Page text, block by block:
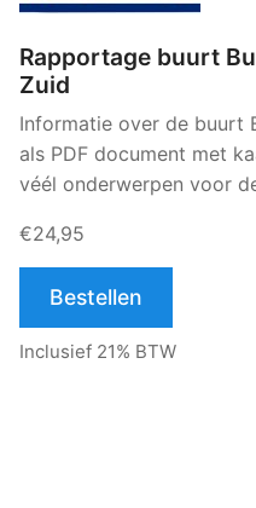
Rapportage buurt
Zuid
Informatie over de buurt
als PDF document met
véél onderwerpen voor
€24,95
Bestellen
Inclusief 21% BTW